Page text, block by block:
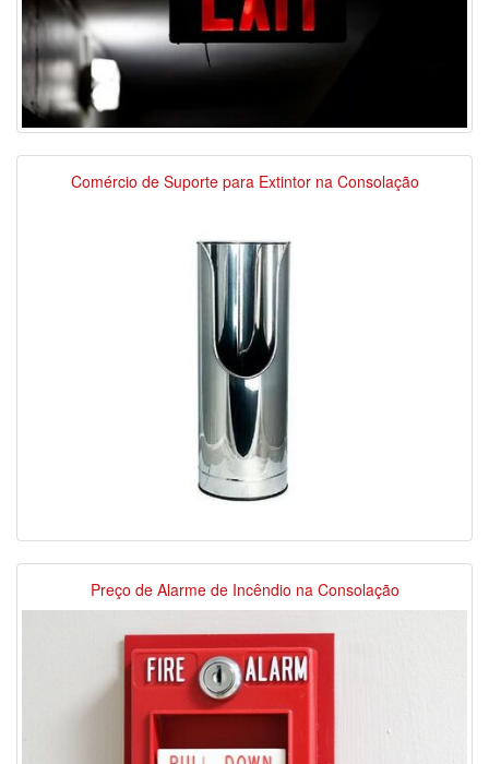
Comércio de Suporte para Extintor na Consolação
Preço de Alarme de Incêndio na Consolação